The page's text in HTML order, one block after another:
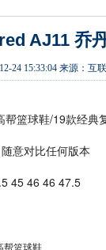
AJ11 乔
24 15:33:04来源： 互
篮球鞋/19款经典
意对比任何版本
45 46 46 47.5